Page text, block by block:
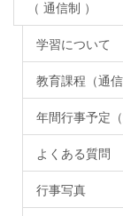
（ 通信制 ）
学習について
教育課程（通信
年間行事予定（
よくある質問
行事写真